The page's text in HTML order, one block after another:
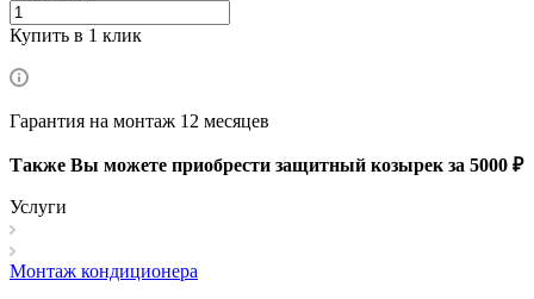
Купить в 1 клик
Гарантия на монтаж 12 месяцев
Также Вы можете приобрести защитный козырек за 5000 ₽
Услуги
Монтаж кондиционера